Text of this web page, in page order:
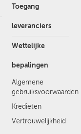
Toegang
leveranciers
Wettelijke
bepalingen
Algemene
gebruiksvoorwaarden
Kredieten
Vertrouwelijkheid